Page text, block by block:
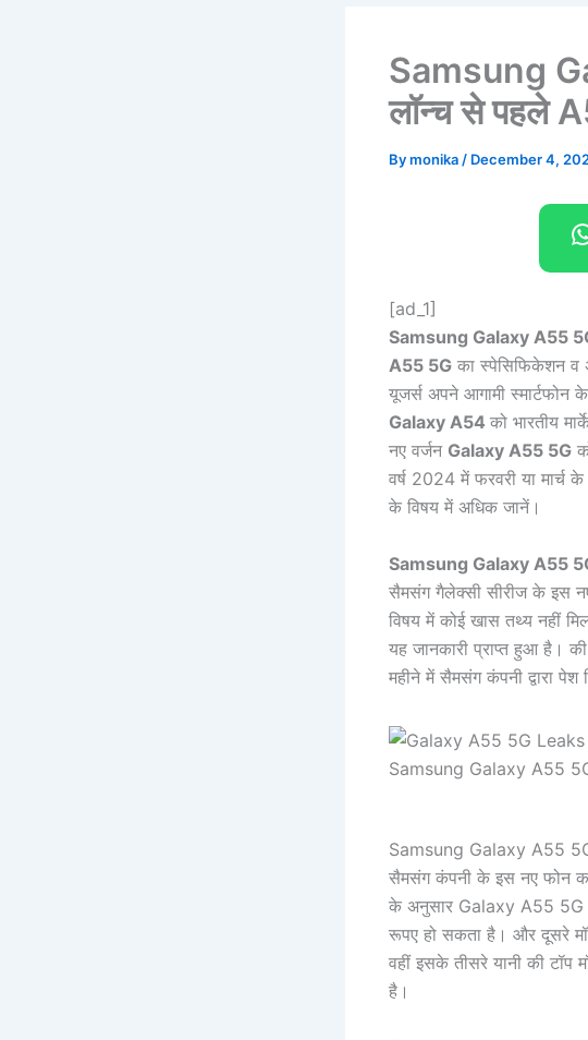
Samsung
लॉन्च से पहले
Bymonika / December 4,
[ad_1]
Samsung Galaxy A55
A55 5G का स्पेसिफिकेशन व
यूजर्स अपने आगामी
Galaxy A54 को भारतीय
नए वर्जन Galaxy A55 5G
वर्ष 2024 में फरवरी या
के विषय में अधिक जानें।
Samsung Galaxy A55
सैमसंग गैलेक्सी सीरीज के इस
विषय में कोई खास तथ्य नहीं
यह जानकारी प्राप्त हुआ है।
महीने में सैमसंग कंपनी द्वारा
Samsung Galaxy A55
Samsung Galaxy A55
सैमसंग कंपनी के इस नए फोन का
के अनुसार Galaxy A55 5G
रूपए हो सकता है। और दूसरे
वहीं इसके तीसरे यानी की
है।